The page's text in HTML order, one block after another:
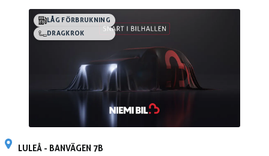
LÅG FÖRBRUKNING
DRAGKROK
LULEÅ - BANVÄGEN 7B